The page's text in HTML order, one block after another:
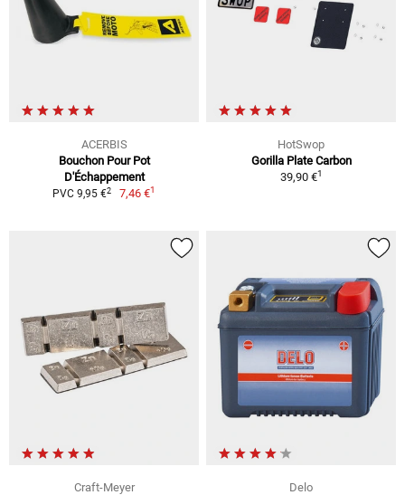
ACERBIS
Bouchon Pour Pot
D'Échappement
PVC 9,95 €2 7,46 €1
HotSwop
Gorilla Plate Carbon
39,90 €1
Craft-Meyer
Delo